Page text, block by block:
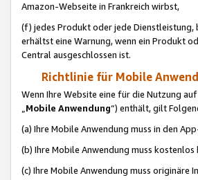
Amazon-Webseite in Frankreich wirbst,
(f) jedes Produkt oder jede Dienstleistung,
erhältst eine Warnung, wenn ein Produkt
Central ausgeschlossen ist.
Richtlinie für Mobile
Wenn Ihre Website eine für die Nutzung
„Mobile Anwendung“) enthält, gilt
(a) Ihre Mobile Anwendung muss in den
(b) Ihre Mobile Anwendung muss
(c) Ihre Mobile Anwendung muss originäre